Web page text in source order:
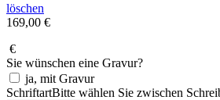
löschen
169,00 €
€
Sie wünschen eine Gravur?
ja, mit Gravur
SchriftartBitte wählen Sie zwischen